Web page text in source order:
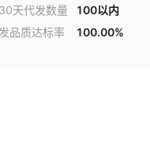
天代发数量
100以内
品质达标率
100.00%